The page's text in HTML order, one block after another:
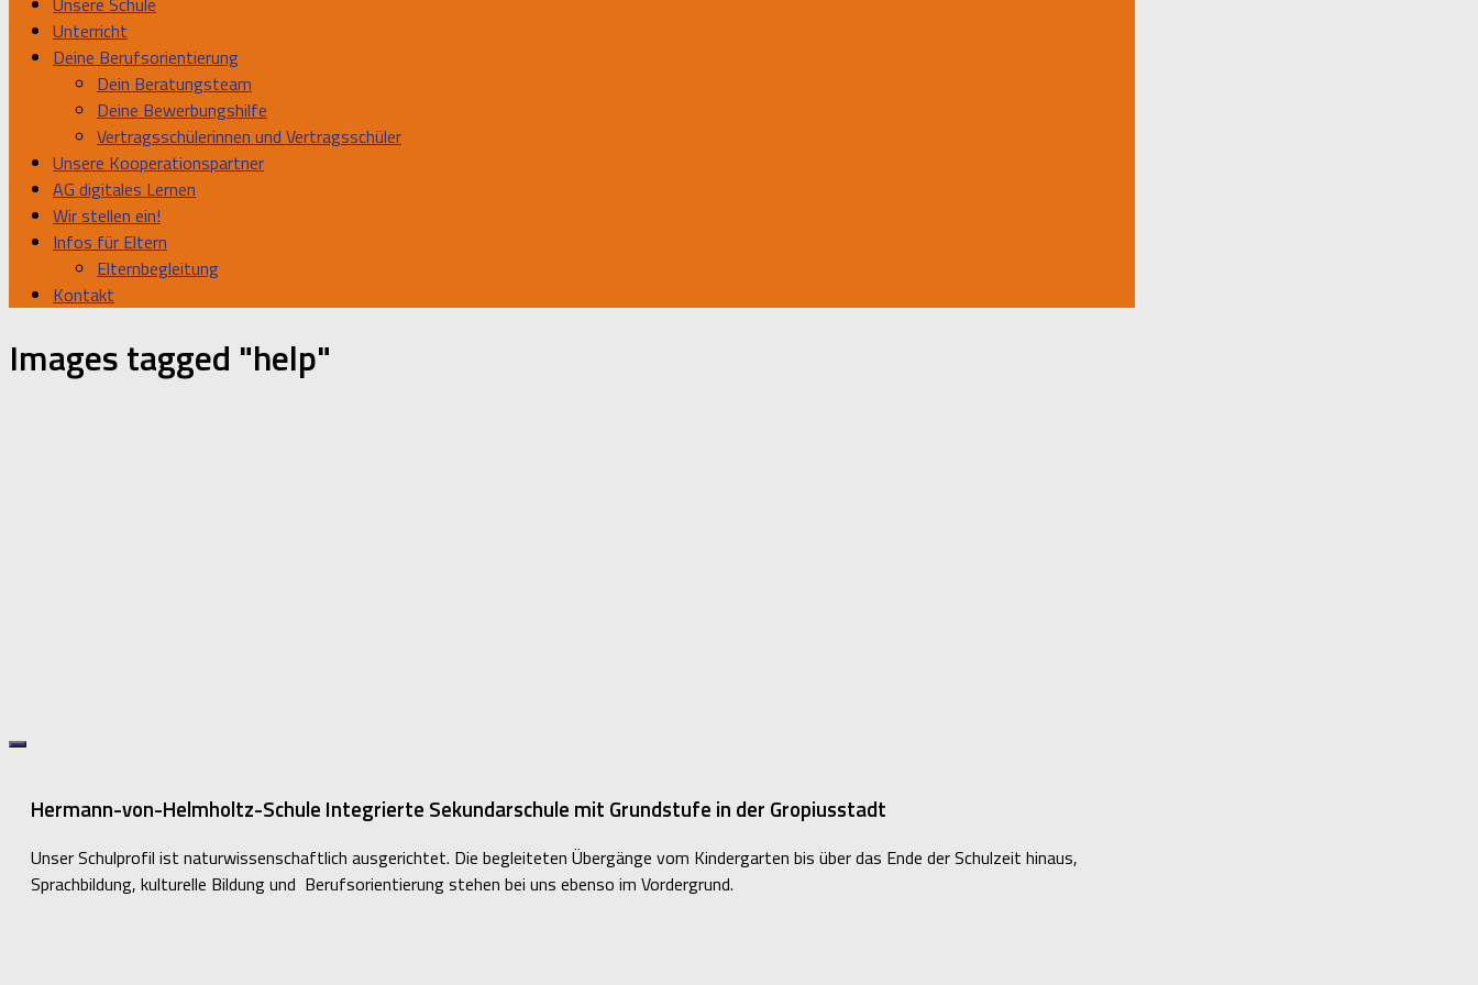
Unterricht
Deine Berufsorientierung
Dein Beratungsteam
Deine Bewerbungshilfe
Vertragsschülerinnen und Vertragsschüler
Unsere Kooperationspartner
AG digitales Lernen
Wir stellen ein!
Infos für Eltern
Elternbegleitung
Kontakt
Images tagged "help"
Hermann-von-Helmholtz-Schule Integrierte Sekundarschule mit Grundstufe in der Gropiusstadt
Unser Schulprofil ist naturwissenschaftlich ausgerichtet. Die begleiteten Übergänge vom Kindergarten bis über das Ende der Schulzeit hinaus,
Sprachbildung, kulturelle Bildung und Berufsorientierung stehen bei uns ebenso im Vordergrund.